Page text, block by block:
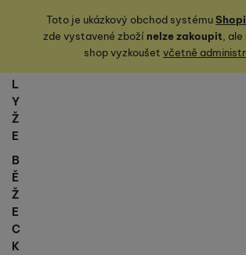
Toto je ukázkový obchod systému
zde vystavené zbožínelze zakoupit,
shop vyzkoušet včetně
L
Y
Ž
E
B
Ě
Ž
E
C
K